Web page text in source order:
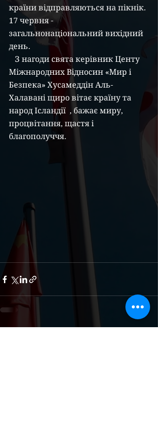
країни відправляються на пікнік.
17 червня -
загальнонаціональний вихідний
день.
Міжнародних Відносин «Мир і
Безпека» Хусамеддін Аль-
Халавані щиро вітає країну та
народ Ісландії  , бажає миру,
процвітання, щастя і
благополуччя.